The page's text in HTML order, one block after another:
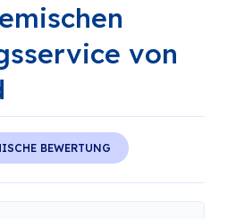
von
BEWERTUNG